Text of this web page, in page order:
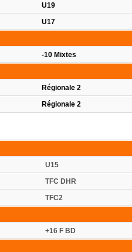
U19
U17
-10 Mixtes
Régionale 2
Régionale 2
U15
TFC DHR
TFC2
+16 F BD